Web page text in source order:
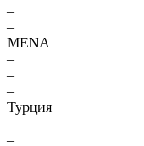
–
–
MENA
–
–
–
Турция
–
–